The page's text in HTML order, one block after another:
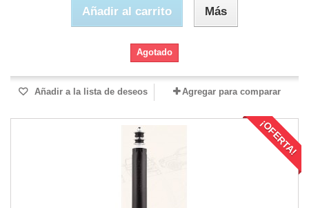
Añadir al carrito Más
Agotado
Añadir a la lista de deseos Agregar para comparar
¡OFERTA!